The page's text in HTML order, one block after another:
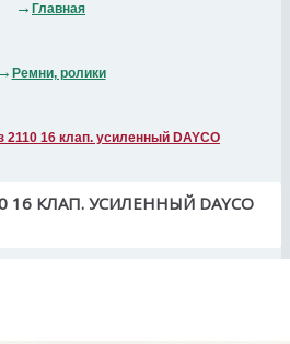
Главная
Ремни, ролики
16 клап. усиленный DAYCO
16 КЛАП. УСИЛЕННЫЙ DAYCO